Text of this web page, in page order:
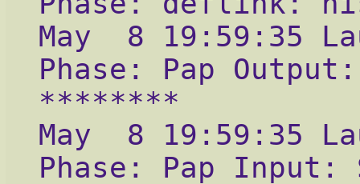
May  8 19:59:35
Phase: Pap
********
May  8 19:59:35
Phase: Pap Input: